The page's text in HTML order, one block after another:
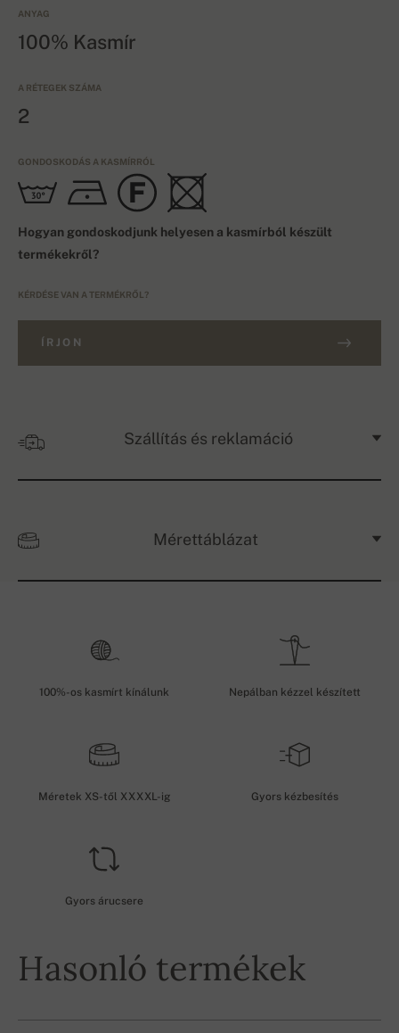
ANYAG
100% Kasmír
A RÉTEGEK SZÁMA
2
GONDOSKODÁS A KASMÍRRÓL
Hogyan gondoskodjunk helyesen a kasmírból készült
termékekről?
KÉRDÉSE VAN A TERMÉKRŐL?
ÍRJON
Szállítás és reklamáció
Mérettáblázat
100%-os kasmírt kínálunk Nepálban kézzel készített
Méretek XS-től XXXXL-ig Gyors kézbesítés
Gyors árucsere
Hasonló termékek